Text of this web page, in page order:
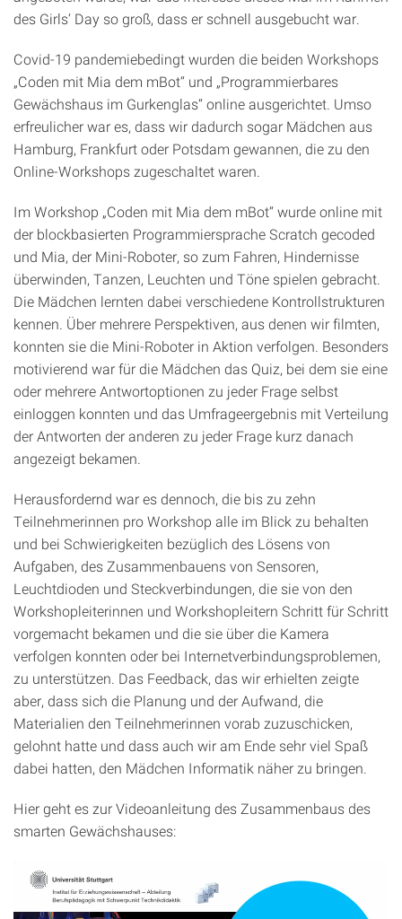
des Girls‘ Day so groß, dass er schnell ausgebucht war.
Covid-19 pandemiebedingt wurden die beiden Workshops
„Coden mit Mia dem mBot“ und „Programmierbares
Gewächshaus im Gurkenglas“ online ausgerichtet. Umso
erfreulicher war es, dass wir dadurch sogar Mädchen aus
Hamburg, Frankfurt oder Potsdam gewannen, die zu den
Online-Workshops zugeschaltet waren.
Im Workshop „Coden mit Mia dem mBot“ wurde online mit
der blockbasierten Programmiersprache Scratch gecoded
und Mia, der Mini-Roboter, so zum Fahren, Hindernisse
überwinden, Tanzen, Leuchten und Töne spielen gebracht.
Die Mädchen lernten dabei verschiedene Kontrollstrukturen
kennen. Über mehrere Perspektiven, aus denen wir filmten,
konnten sie die Mini-Roboter in Aktion verfolgen. Besonders
motivierend war für die Mädchen das Quiz, bei dem sie eine
oder mehrere Antwortoptionen zu jeder Frage selbst
einloggen konnten und das Umfrageergebnis mit Verteilung
der Antworten der anderen zu jeder Frage kurz danach
angezeigt bekamen.
Herausfordernd war es dennoch, die bis zu zehn
Teilnehmerinnen pro Workshop alle im Blick zu behalten
und bei Schwierigkeiten bezüglich des Lösens von
Aufgaben, des Zusammenbauens von Sensoren,
Leuchtdioden und Steckverbindungen, die sie von den
Workshopleiterinnen und Workshopleitern Schritt für Schritt
vorgemacht bekamen und die sie über die Kamera
verfolgen konnten oder bei Internetverbindungsproblemen,
zu unterstützen. Das Feedback, das wir erhielten zeigte
aber, dass sich die Planung und der Aufwand, die
Materialien den Teilnehmerinnen vorab zuzuschicken,
gelohnt hatte und dass auch wir am Ende sehr viel Spaß
dabei hatten, den Mädchen Informatik näher zu bringen.
Hier geht es zur Videoanleitung des Zusammenbaus des
smarten Gewächshauses: